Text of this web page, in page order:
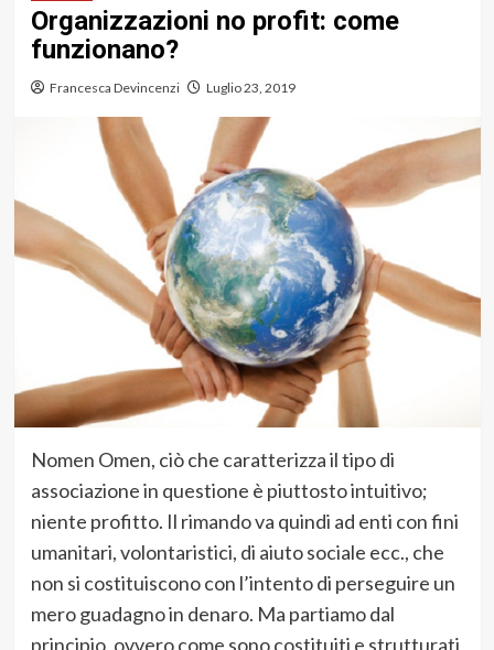
Organizzazioni no profit: come
funzionano?
Francesca Devincenzi Luglio 23, 2019
Nomen Omen, ciò che caratterizza il tipo di
associazione in questione è piuttosto intuitivo;
niente profitto. Il rimando va quindi ad enti con fini
umanitari, volontaristici, di aiuto sociale ecc., che
non si costituiscono con l’intento di perseguire un
mero guadagno in denaro. Ma partiamo dal
principio, ovvero come sono costituiti e strutturati